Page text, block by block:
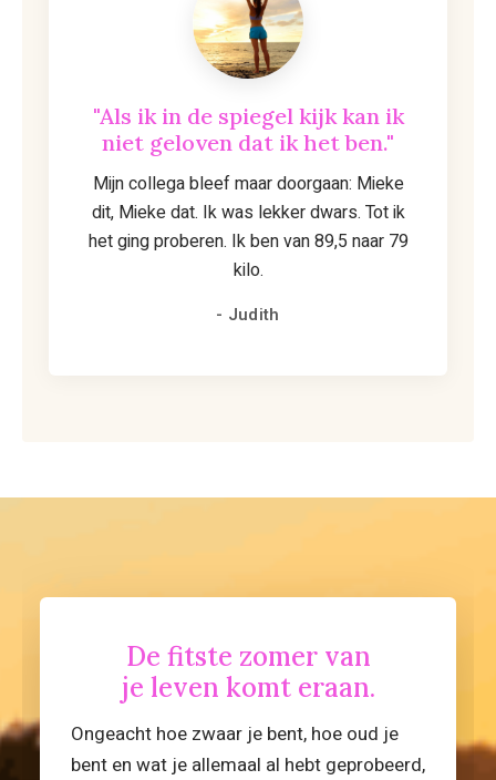
"Als ik in de spiegel kijk kan ik
niet geloven dat ik het ben."
Mijn collega bleef maar doorgaan: Mieke
dit, Mieke dat. Ik was lekker dwars. Tot ik
het ging proberen. Ik ben van 89,5 naar 79
kilo.
- Judith
De fitste zomer van
je leven komt eraan.
Ongeacht hoe zwaar je bent, hoe oud je
bent en wat je allemaal al hebt geprobeerd,